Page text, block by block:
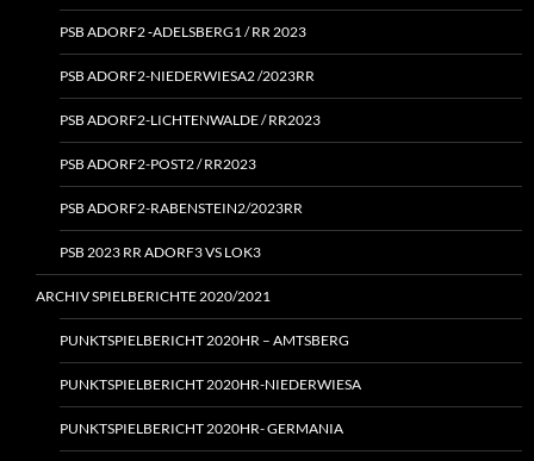
PSB ADORF2 ‑ADELSBERG1 / RR 2023
PSB ADORF2-NIEDERWIESA2 /2023RR
PSB ADORF2-LICHTENWALDE / RR2023
PSB ADORF2-POST2 / RR2023
PSB ADORF2-RABENSTEIN2/2023RR
PSB 2023 RR ADORF3 VS LOK3
ARCHIV SPIELBERICHTE 2020/2021
PUNKTSPIELBERICHT 2020HR – AMTSBERG
PUNKTSPIELBERICHT 2020HR-NIEDERWIESA
PUNKTSPIELBERICHT 2020HR- GERMANIA